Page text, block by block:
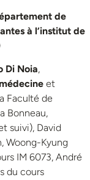
de
à l’institut de
Di Noia,
et
Faculté de
Bonneau,
suivi), David
Woong-Kyung
IM 6073, André
du cours